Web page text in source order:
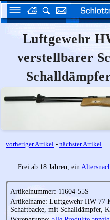
Luftgewehr
verstellbarer
vorheriger Artikel - nächster Artikel
Frei ab 18 Jahren, ein
Artikelnummer: 11604-55S
Artikelname: Luftgewehr HW 77
Schaftbacke, mit Schalldämpfer,